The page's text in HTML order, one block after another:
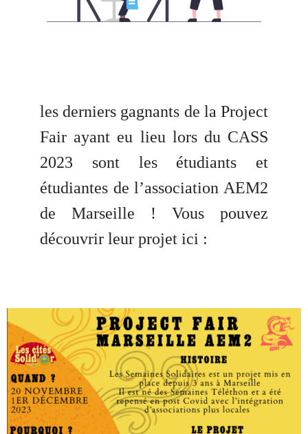
les derniers gagnants de la Project
Fair ayant eu lieu lors du CASS
2023 sont les étudiants et
étudiantes de l’association AEM2
de Marseille ! Vous pouvez
découvrir leur projet ici :